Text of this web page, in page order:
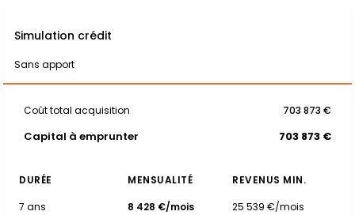
Simulation crédit
Sans apport
Coût total acquisition 703 873 €
Capital à emprunter 703 873 €
DURÉE MENSUALITÉ
REVENUS MIN.
7 ans
8 428 €/mois
25 539 €/mois